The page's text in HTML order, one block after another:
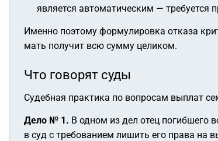
является автоматическим — требуется
Именно поэтому формулировка отказа
мать получит всю сумму целиком.
Что говорят суды
Судебная практика по вопросам выплат
Дело № 1. В одном из дел отец погибшего
в суд с требованием лишить его права на